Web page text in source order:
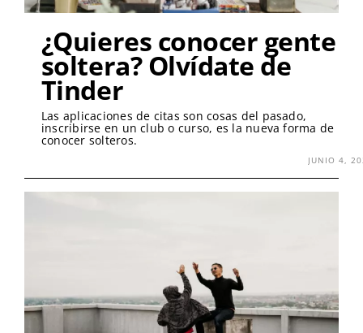
¿Quieres conocer gente
soltera? Olvídate de
Tinder
Las aplicaciones de citas son cosas del pasado,
inscribirse en un club o curso, es la nueva forma de
conocer solteros.
JUNIO 4,